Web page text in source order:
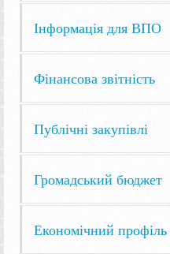
Інформація для ВПО
Фінансова звітність
Публічні закупівлі
Громадський бюджет
Економічний профіль